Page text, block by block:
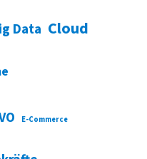
Data Cloud
E-Commerce